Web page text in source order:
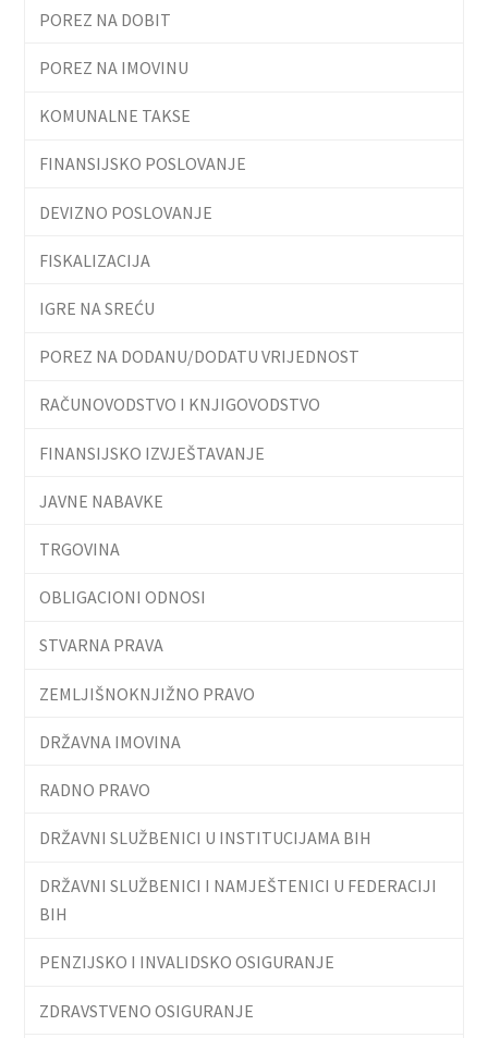
POREZ NA DOBIT
POREZ NA IMOVINU
KOMUNALNE TAKSE
FINANSIJSKO POSLOVANJE
DEVIZNO POSLOVANJE
FISKALIZACIJA
IGRE NA SREĆU
POREZ NA DODANU/DODATU VRIJEDNOST
RAČUNOVODSTVO I KNJIGOVODSTVO
FINANSIJSKO IZVJEŠTAVANJE
JAVNE NABAVKE
TRGOVINA
OBLIGACIONI ODNOSI
STVARNA PRAVA
ZEMLJIŠNOKNJIŽNO PRAVO
DRŽAVNA IMOVINA
RADNO PRAVO
DRŽAVNI SLUŽBENICI U INSTITUCIJAMA BIH
DRŽAVNI SLUŽBENICI I NAMJEŠTENICI U FEDERACIJI
BIH
PENZIJSKO I INVALIDSKO OSIGURANJE
ZDRAVSTVENO OSIGURANJE